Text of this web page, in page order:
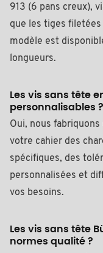
913 (6 pans creux),
que les tiges
modèle est
longueurs.
Les vis sans tête
personnalisables ?
Oui, nous
votre cahier des
spécifiques, des
personnalisées et
vos besoins.
Les vis sans tête
normes qualité ?